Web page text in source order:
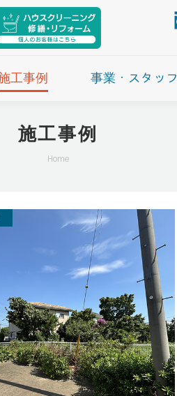
工事例 事業・スタッフ
施工事例
現在地:
Home